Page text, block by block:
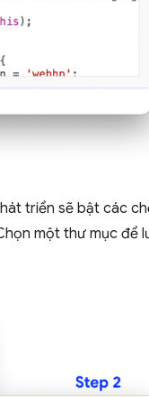
triển sẽ bật các
một thư mục để